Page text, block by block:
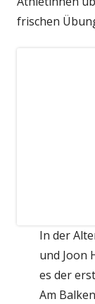
frischen
In der
und Joon
es der
Am